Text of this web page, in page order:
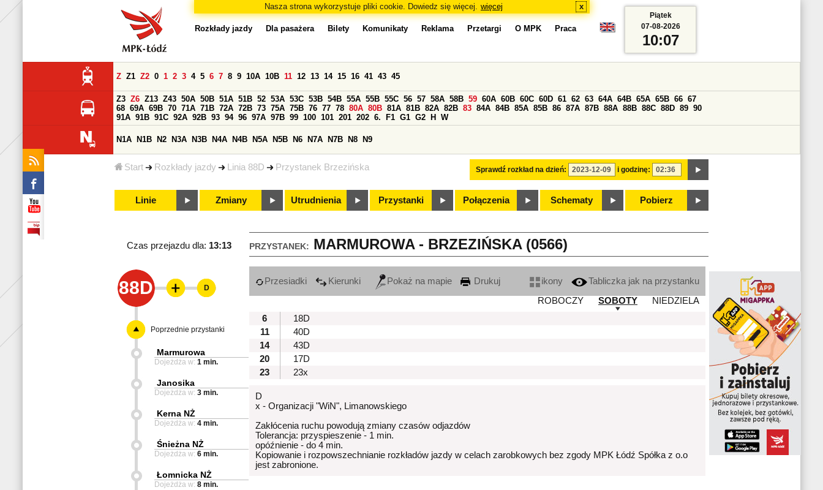
Nasza strona wykorzystuje pliki cookie. Dowiedz się więcej. więcej x
Start Rozkłady jazdy Linia 88D Przystanek Brzezińska
Rozkłady jazdy Dla pasażera Bilety Komunikaty Reklama Przetargi O MPK Praca
Sprawdź rozkład na dzień: i godzinę:
Z Z1 Z2 0 1 2 3 4 5 6 7 8 9 10A 10B 11 12 13 14 15 16 41 43 45
Z3 Z6 Z13 Z43 50A 50B 51A 51B 52 53A 53C 53B 54B 55A 55B 55C 56 57 58A 58B 59 60A 60B 60C 60D 61 62 63 64A 64B 65A 65B 66 67
68 69A 69B 70 71A 71B 72A 72B 73 75A 75B 76 77 78 80A 80B 81A 81B 82A 82B 83 84A 84B 85A 85B 86 87A 87B 88A 88B 88C 88D 89 90
91A 91B 91C 92A 92B 93 94 96 97A 97B 99 100 101 201 202 6. F1 G1 G2 H W
N1A N1B N2 N3A N3B N4A N4B N5A N5B N6 N7A N7B N8 N9
Linie Zmiany Utrudnienia Przystanki Połączenia Schematy Pobierz
Piątek
07-08-2026
10:07
PRZYSTANEK: MARMUROWA - BRZEZIŃSKA (0566)
Czas przejazdu dla: 13:13
88D Przesiadki Kierunki Pokaż na mapie Drukuj ikony
Tabliczka jak na przystanku
ROBOCZY
SOBOTY
NIEDZIELA
6
18D
11
40D
14
43D
20
17D
23
23x
D
x - Organizacji "WiN", Limanowskiego
Zakłócenia ruchu powodują zmiany czasów odjazdów
Tolerancja: przyspieszenie - 1 min.
opóźnienie - do 4 min.
Kopiowanie i rozpowszechnianie rozkładów jazdy w celach zarobkowych bez zgody MPK Łódź Spółka z o.o
jest zabronione.
D
Poprzednie przystanki
Marmurowa
Dojeżdża w: 1 min.
Janosika
Dojeżdża w: 3 min.
Kerna NŻ
Dojeżdża w: 4 min.
Śnieżna NŻ
Dojeżdża w: 6 min.
Łomnicka NŻ
Dojeżdża w: 8 min.